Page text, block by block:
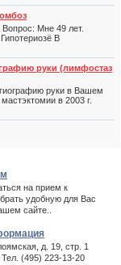
Мне 49 лет.
В
руки (лимфостаз
руки в Вашем
в 2003 г.
на прием к
удобную для Вас
сайте..
д. 19, стр. 1
(495) 223-13-20